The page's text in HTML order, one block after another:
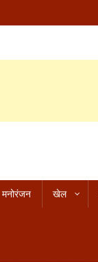
मनोरंजन खेल